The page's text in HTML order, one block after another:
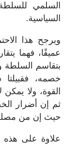
السلمي
السياسية.
ويرجح هذا
عميقًا، فهما
بتقاسم السلطة
خصمه،
القوة، ولا
ثم إن أضرار
حيث إن من
علاوة على هذه